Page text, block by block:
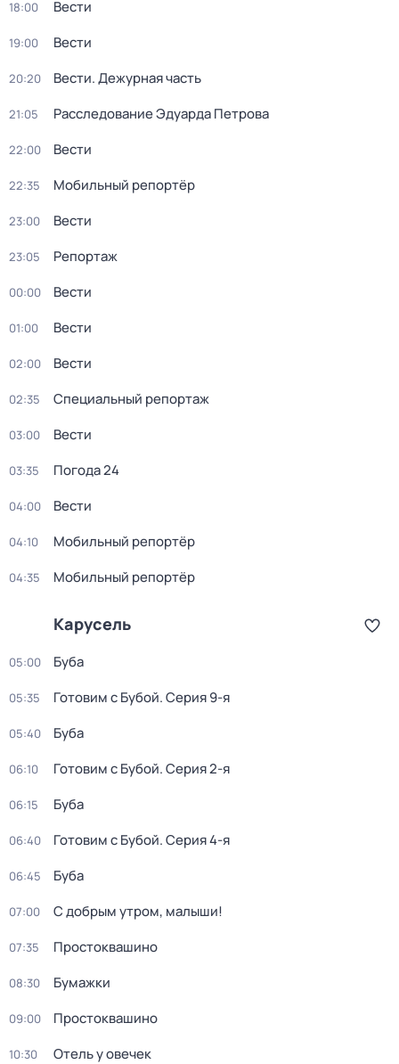
18:00 Вести
19:00 Вести
20:20 Вести. Дежурная часть
21:05 Расследование Эдуарда Петрова
22:00 Вести
22:35 Мобильный репортёр
23:00 Вести
23:05 Репортаж
00:00 Вести
01:00 Вести
02:00 Вести
02:35 Специальный репортаж
03:00 Вести
03:35 Погода 24
04:00 Вести
04:10 Мобильный репортёр
04:35 Мобильный репортёр
Карусель
05:00 Буба
05:35 Готовим с Бубой. Серия 9-я
05:40 Буба
06:10 Готовим с Бубой. Серия 2-я
06:15 Буба
06:40 Готовим с Бубой. Серия 4-я
06:45 Буба
07:00 С добрым утром, малыши!
07:35 Простоквашино
08:30 Бумажки
09:00 Простоквашино
10:30 Отель у овечек